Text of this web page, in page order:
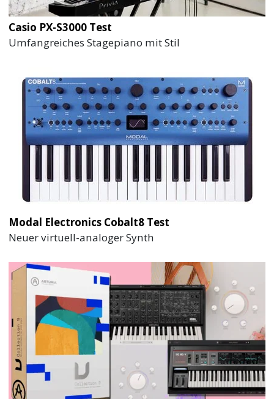
Casio PX-S3000 Test
Umfangreiches Stagepiano mit Stil
Modal Electronics Cobalt8 Test
Neuer virtuell-analoger Synth